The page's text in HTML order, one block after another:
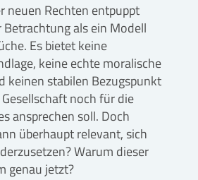
neuen Rechten entpuppt
Betrachtung als ein Modell
Es bietet keine
keine echte moralische
keinen stabilen Bezugspunkt
noch für die
ansprechen soll. Doch
überhaupt relevant, sich
Warum dieser
genau jetzt?